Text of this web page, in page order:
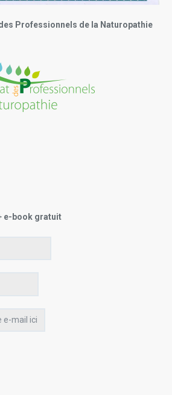
Professionnels de la Naturopathie
e-book gratuit